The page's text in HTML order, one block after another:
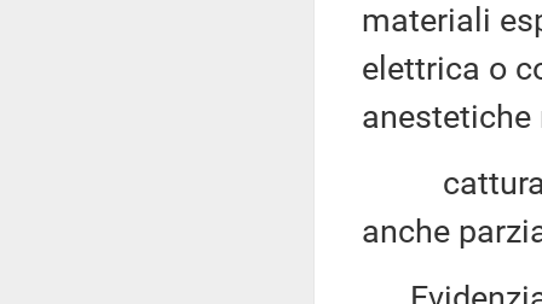
materiali
elettrica o
anestetiche
catturare
anche